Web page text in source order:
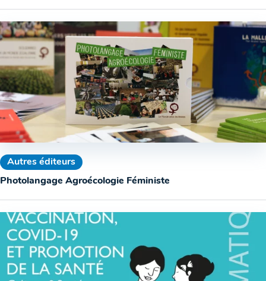
Autres éditeurs
Photolangage Agroécologie Féministe